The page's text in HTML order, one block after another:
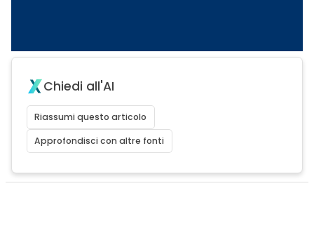
Chiedi all'AI
Riassumi questo articolo
Approfondisci con altre fonti